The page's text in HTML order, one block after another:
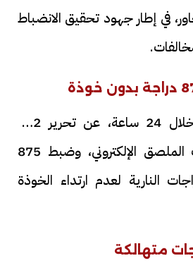
في إطار جهود تحقيق الانضباط
وأسفرت الحملات، خلال 24 ساعة، عن تحرير 782
مخالفة لعدم تركيب الملصق الإلكتروني، وضبط 875
النارية لعدم ارتداء الخوذة
متهالكة